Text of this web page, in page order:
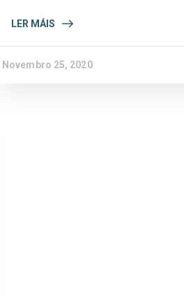
LER MÁIS
Novembro 25, 2020